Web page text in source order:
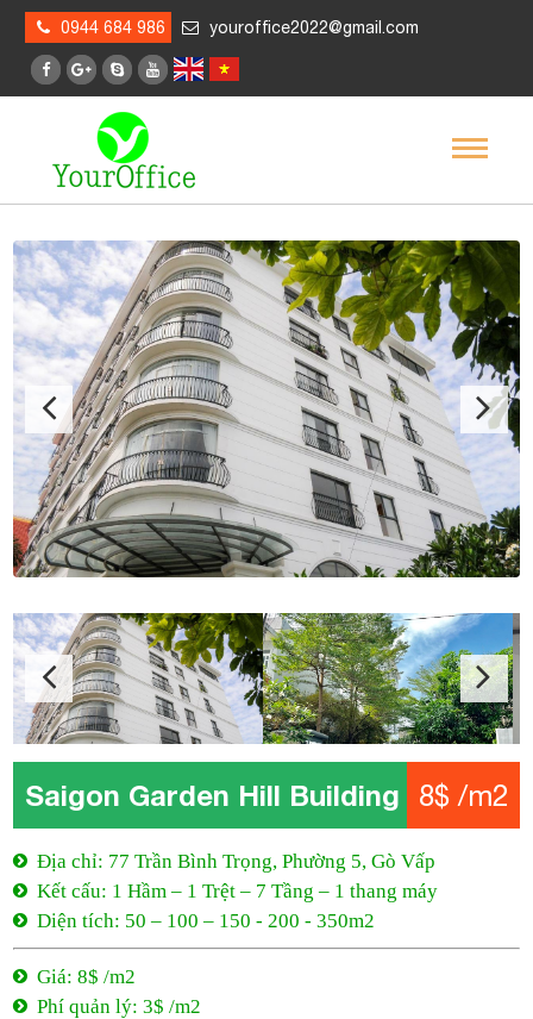
0944 684 986 youroffice2022@gmail.com
Saigon Garden Hill Building 8$ /m2
Địa chỉ: 77 Trần Bình Trọng, Phường 5, Gò Vấp
Kết cấu: 1 Hầm – 1 Trệt – 7 Tầng – 1 thang máy
Diện tích: 50 – 100 – 150 - 200 - 350m2
Giá: 8$ /m2
Phí quản lý: 3$ /m2